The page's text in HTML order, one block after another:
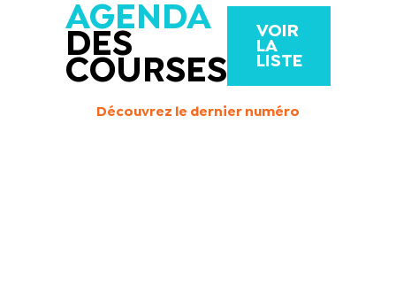
AGENDA
DES
COURSES
VOIR
LA
LISTE
Découvrez le dernier numéro